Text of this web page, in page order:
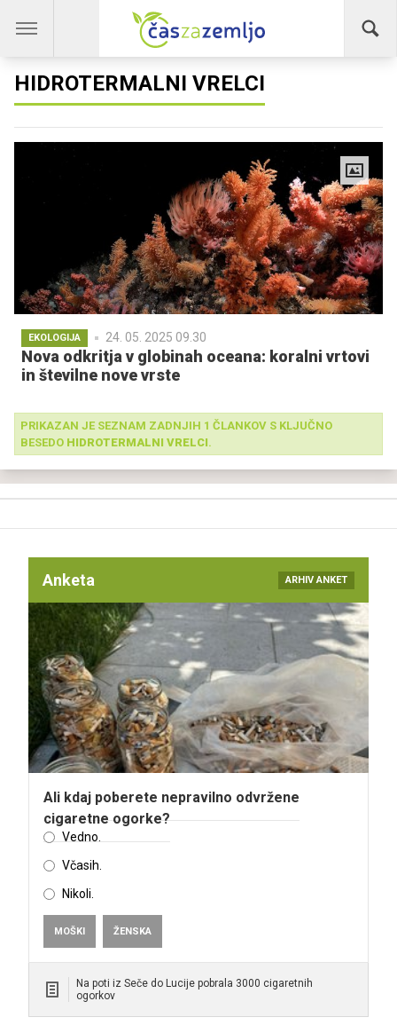
HIDROTERMALNI VRELCI
EKOLOGIJA 24. 05. 2025 09.30
Nova odkritja v globinah oceana: koralni vrtovi
in številne nove vrste
PRIKAZAN JE SEZNAM ZADNJIH 1 ČLANKOV S KLJUČNO
BESEDO HIDROTERMALNI VRELCI.
Anketa ARHIV ANKET
Ali kdaj poberete nepravilno odvržene
cigaretne ogorke?
Vedno.
Včasih.
Nikoli.
MOŠKI ŽENSKA
Na poti iz Seče do Lucije pobrala 3000 cigaretnih
ogorkov